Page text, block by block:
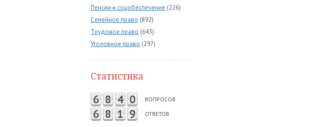
Пенсии и соцобеспечение (226)
Семейное право (892)
Трудовое право (643)
Уголовное право (297)
Статистика
6 8 4 0 ВОПРОСОВ
6 8 1 9 ОТВЕТОВ